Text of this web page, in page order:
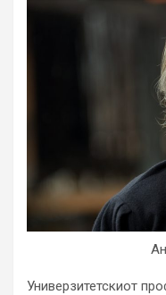
Универзитетскиот